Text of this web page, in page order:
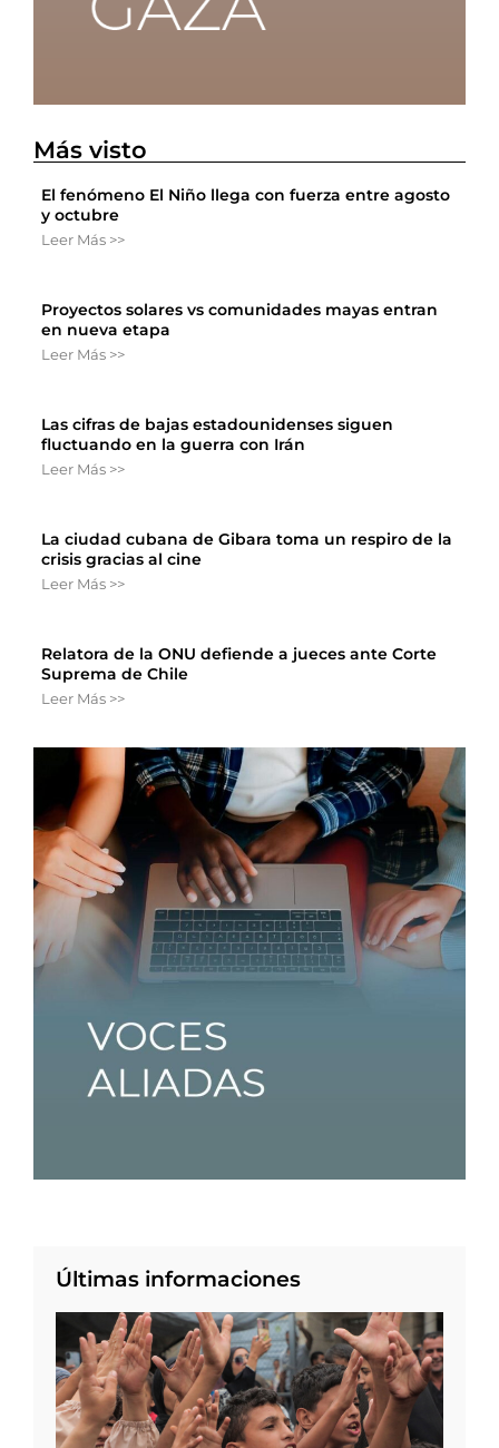
Más visto
El fenómeno El Niño llega con fuerza entre agosto
y octubre
Leer Más >>
Proyectos solares vs comunidades mayas entran
en nueva etapa
Leer Más >>
Las cifras de bajas estadounidenses siguen
fluctuando en la guerra con Irán
Leer Más >>
La ciudad cubana de Gibara toma un respiro de la
crisis gracias al cine
Leer Más >>
Relatora de la ONU defiende a jueces ante Corte
Suprema de Chile
Leer Más >>
Últimas informaciones